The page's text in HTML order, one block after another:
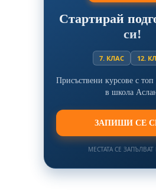
Стартирай
си!
7. КЛАС 12.
Присъствени курсове с топ
в школа
ЗАПИШИ СЕ
МЕСТАТА СЕ ЗАПЪЛВАТ